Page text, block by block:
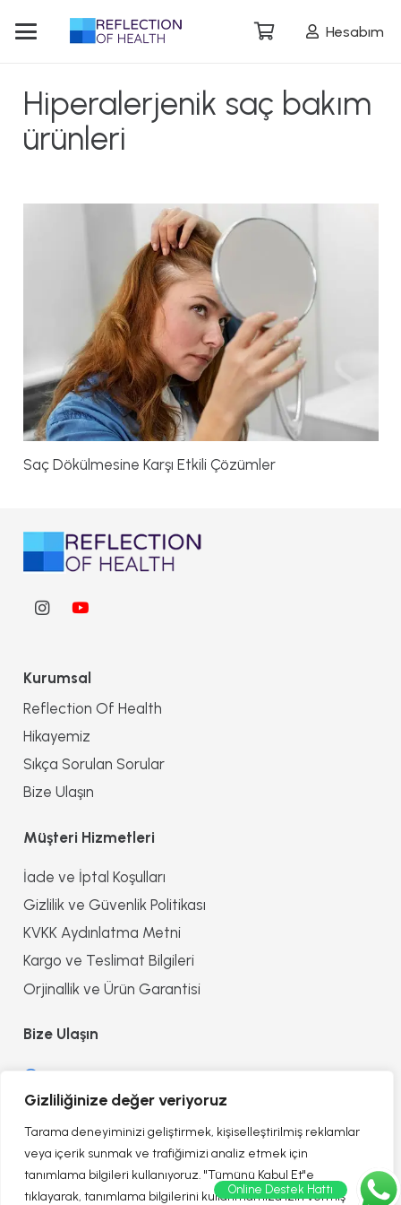
Gizliliğinize değer veriyoruz
Tarama deneyiminizi geliştirmek, kişiselleştirilmiş reklamlar
veya içerik sunmak ve trafiğimizi analiz etmek için
tanımlama bilgileri kullanıyoruz. "Tümünü Kabul Et"e
tıklayarak, tanımlama bilgilerini kullanmamıza izin vermiş
Hesabım
Hiperalerjenik saç bakım
ürünleri
Saç Dökülmesine Karşı Etkili Çözümler
Kurumsal
Reflection Of Health
Hikayemiz
Sıkça Sorulan Sorular
Bize Ulaşın
Müşteri Hizmetleri
İade ve İptal Koşulları
Gizlilik ve Güvenlik Politikası
KVKK Aydınlatma Metni
Kargo ve Teslimat Bilgileri
Orjinallik ve Ürün Garantisi
Bize Ulaşın
info@reflectionofhealth.com
Online Destek Hattı